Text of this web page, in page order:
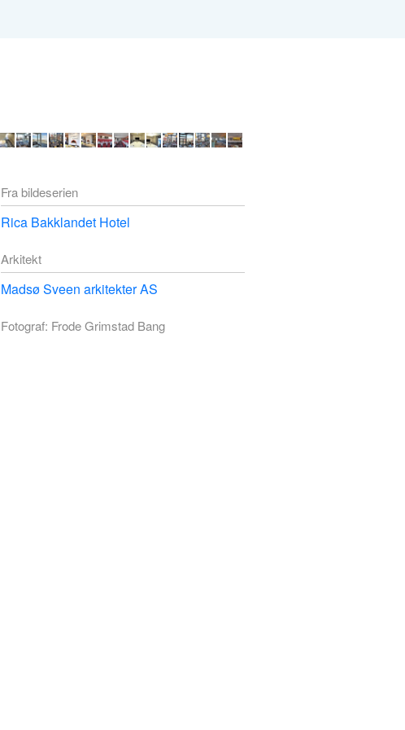
Fra bildeserien
Rica Bakklandet Hotel
Arkitekt
Madsø Sveen arkitekter AS
Fotograf: Frode Grimstad Bang